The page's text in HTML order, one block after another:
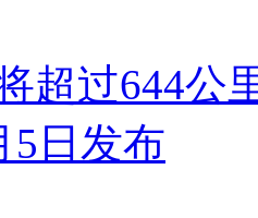
超过644公
5日发布